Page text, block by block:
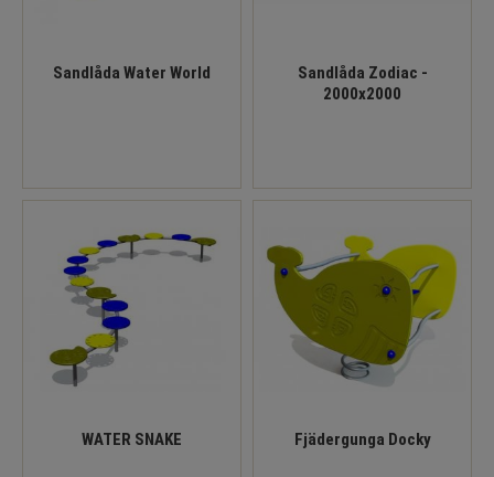
Sandlåda Water World
Sandlåda Zodiac -
2000x2000
WATER SNAKE Fjädergunga Docky